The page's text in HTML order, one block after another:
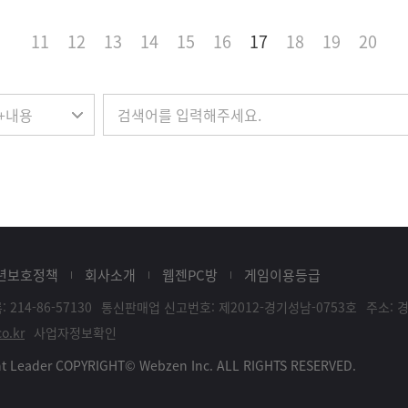
11 12 13 14 15 16 17 18 19 20
보호정책 회사소개 웹젠PC방 게임이용등급
: 214-86-57130 통신판매업 신고번호: 제2012-경기성남-0753호 주소:
사업자정보확인
COPYRIGHT© Webzen Inc. ALL RIGHTS RESERVED.